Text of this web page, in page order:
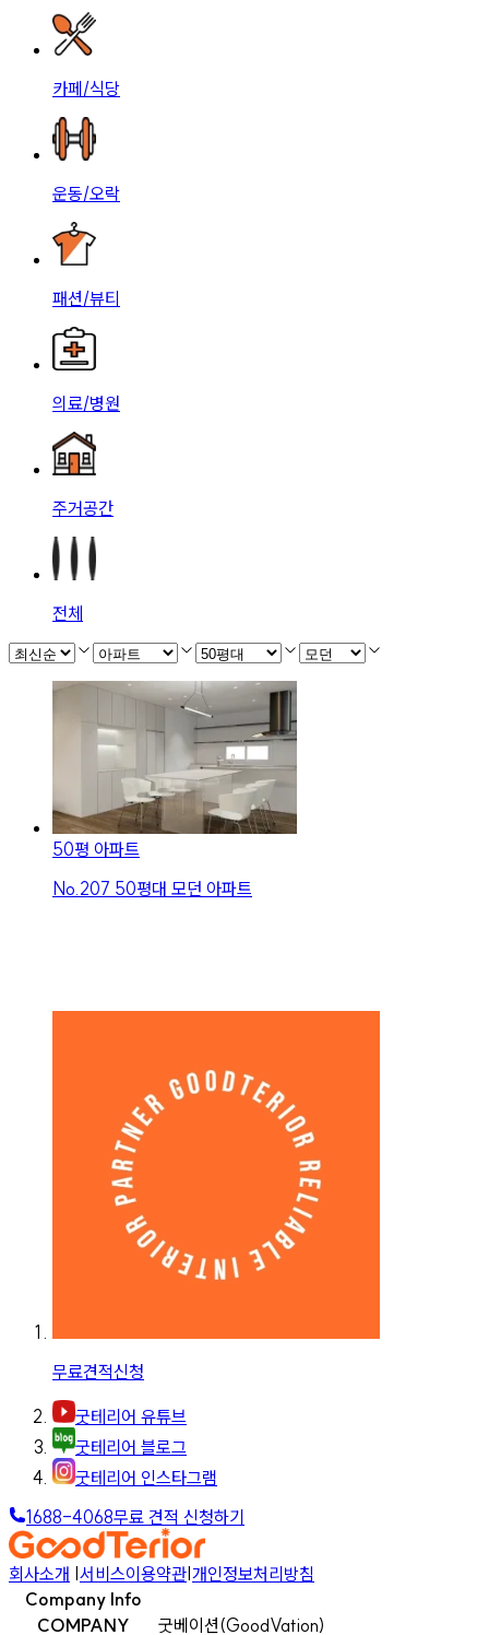
카페/식당
운동/오락
패션/뷰티
의료/병원
주거공간
전체
50평 아파트
No. 207 50평대 모던 아파트
무료견적신청
굿테리어 유튜브
굿테리어 블로그
굿테리어 인스타그램
1688-4068무료 견적 신청하기
회사소개 |서비스이용약관|개인정보처리방침
Company Info
COMPANY
굿베이션(GoodVation)